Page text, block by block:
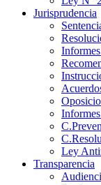
Jurisprudencia
Ley
Transparencia